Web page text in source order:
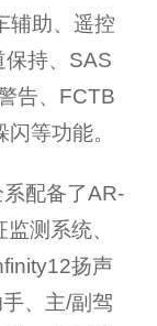
辅助、遥控
持、SAS
告、FCTB
等功能。
配备了AR-
测系统、
扬声
、主/副驾